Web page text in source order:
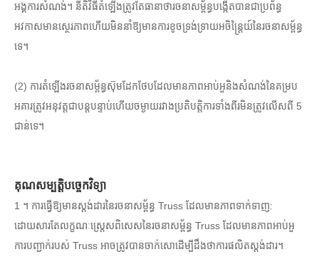
អង្គការសំណង់។ នីតិវិធីតំឡើងត្រូវតែធានាថារចនាសម្ព័ន្ធបង្កើតបានជាប្រព័ន្ធ
អវកាសមានស្ថេរភាពហើយមិននាំឱ្យមានការខូចទ្រង់ទ្រាយអចិន្រ្តៃយ៍នៃរចនាសម្ព័ន្ធ
ទេ។
(2) ការតំឡើងរចនាសម្ព័ន្ធស៊ុមដែកថែបដែលមានភាពអាប់អួនិងសំណង់នៃគម្រប
អគារត្រូវអនុវត្តជាបន្តបន្ទាប់ហើយចម្ងាយរវាងប្រតិបត្តិការទាំងពីរមិនត្រូវលើសពី 5
ជាន់ទេ។
គុណសម្បត្តិបច្ចេកវិទ្យា
1 ។ ការធ្វើឱ្យមានស្តង់ដារនៃរចនាសម្ព័ន្ធ Truss ដែលមានភាពទាក់ទាញ:
ដោយសារតែលក្ខណៈស្ត្រេសពិសេសនៃរចនាសម្ព័ន្ធ Truss ដែលមានភាពអាប់អួ
ការបញ្ជាក់របស់ Truss អាចត្រូវបានចាក់សោដើម្បីដឹងថាការផលិតស្តង់ដារ។